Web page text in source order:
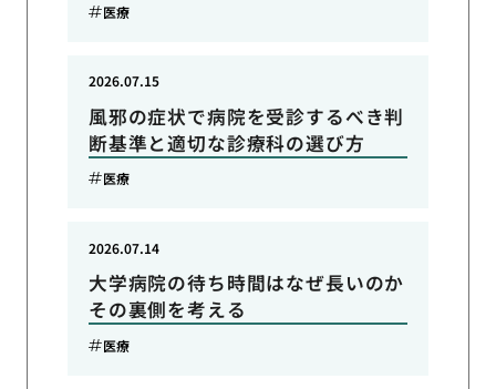
医療
風邪の症状で病院を受診するべき判
断基準と適切な診療科の選び方
2026.07.15
医療
大学病院の待ち時間はなぜ長いのか
その裏側を考える
2026.07.14
医療